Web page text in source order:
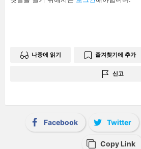
글
나중에 읽기 즐겨찾기에 추가
신고
Facebook Twitter
Copy Link